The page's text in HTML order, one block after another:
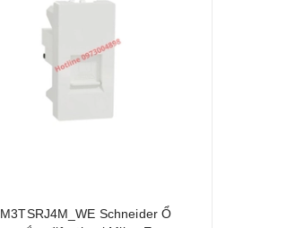
M3TSRJ4M_WE Schneider Ổ